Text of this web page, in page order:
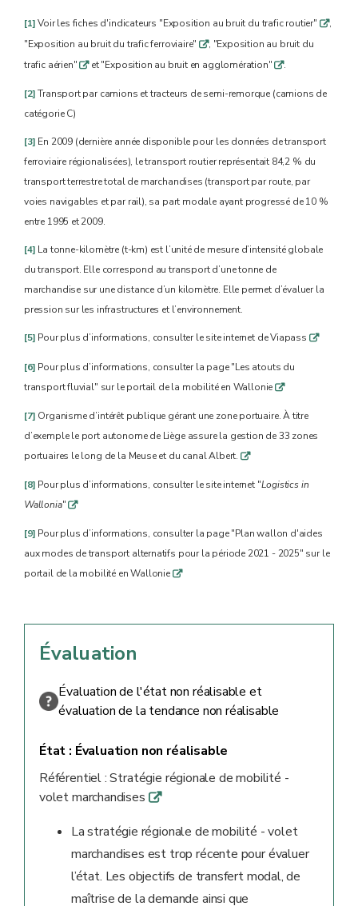
[1]Voir les fiches d'indicateurs "Exposition au bruit du trafic routier" q,
"Exposition au bruit du trafic ferroviaire"q, "Exposition au bruit du
trafic aérien"qet "Exposition au bruit en agglomération"q.
[2]Transport par camions et tracteurs de semi-remorque (camions de
catégorie C)
[3] En 2009 (dernière année disponible pour les données de transport
ferroviaire régionalisées), le transport routier représentait 84,2 % du
transport terrestre total de marchandises (transport par route, par
voies navigables et par rail), sa part modale ayant progressé de 10 %
entre 1995 et 2009.
[4] La tonne-kilomètre (t-km) est l’unité de mesure d’intensité globale
du transport. Elle correspond au transport d’une tonne de
marchandise sur une distance d’un kilomètre. Elle permet d’évaluer la
pression sur les infrastructures et l’environnement.
[5] Pour plus d’informations, consulter le site internet de Viapass q
[6] Pour plus d’informations, consulter la page "Les atouts du
transport fluvial" sur le portail de la mobilité en Wallonieq
[7] Organisme d’intérêt publique gérant une zone portuaire. À titre
d’exemple le port autonome de Liège assure la gestion de 33 zones
portuaires le long de la Meuse et du canal Albert. q
[8] Pour plus d’informations, consulter le site internet "Logistics in
Wallonia"q
[9] Pour plus d’informations, consulter la page "Plan wallon d'aides
aux modes de transport alternatifs pour la période 2021 - 2025" sur le
portail de la mobilité en Wallonie q
Évaluation
Évaluation de l'état non réalisable et
évaluation de la tendance non réalisable
État : Évaluation non réalisable
Référentiel : Stratégie régionale de mobilité -
volet marchandises q
La stratégie régionale de mobilité - volet
marchandises est trop récente pour évaluer
l’état. Les objectifs de transfert modal, de
maîtrise de la demande ainsi que